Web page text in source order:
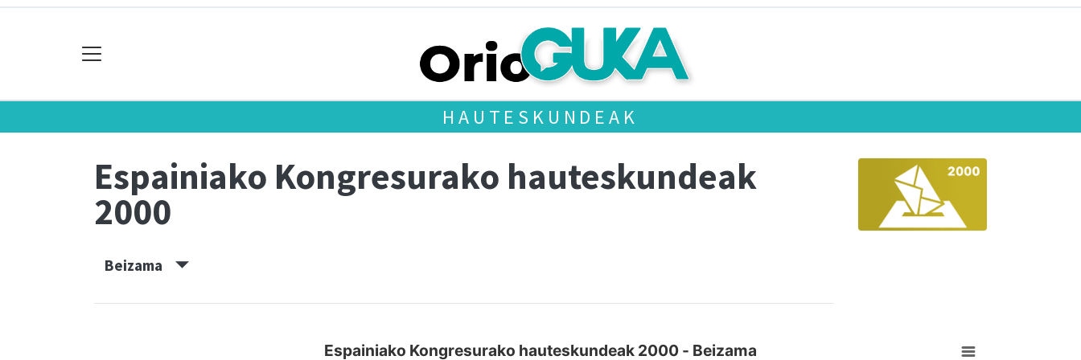
HAUTESKUNDEAK
Espainiako Kongresurako hauteskundeak
2000
Beizama
Espainiako Kongresurako hauteskundeak 2000 - Beizama